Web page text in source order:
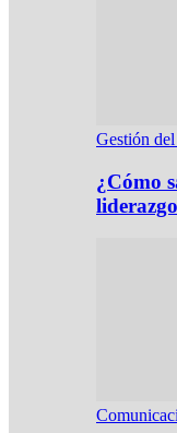
Gestión
¿Cómo